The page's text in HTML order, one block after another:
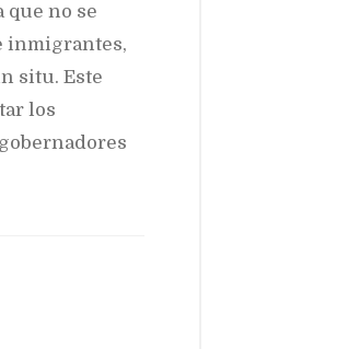
no se
inmigrantes,
situ. Este
los